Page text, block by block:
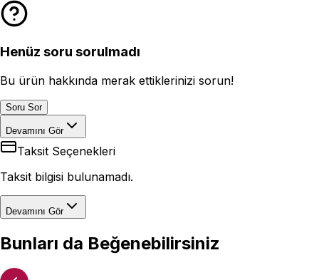
Henüz soru sorulmadı
Bu ürün hakkında merak ettiklerinizi sorun!
Soru Sor
Devamını Gör
Taksit Seçenekleri
Taksit bilgisi bulunamadı.
Devamını Gör
Bunları da Beğenebilirsiniz